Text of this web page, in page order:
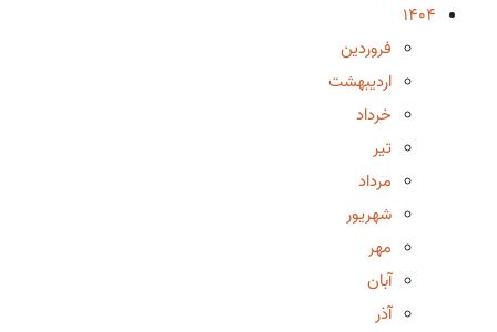
1404
فروردین
اردیبهشت
خرداد
تیر
مرداد
شهریور
مهر
آبان
آذر